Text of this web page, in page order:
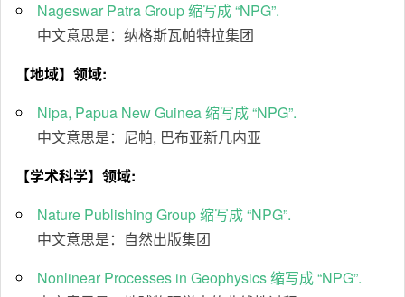
Nageswar Patra Group 缩写成 “NPG”.
中文意思是：纳格斯瓦帕特拉集团
【地域】领域:
Nipa, Papua New Guinea 缩写成 “NPG”.
中文意思是：尼帕, 巴布亚新几内亚
【学术科学】领域:
Nature Publishing Group 缩写成 “NPG”.
中文意思是：自然出版集团
Nonlinear Processes in Geophysics 缩写成 “NPG”.